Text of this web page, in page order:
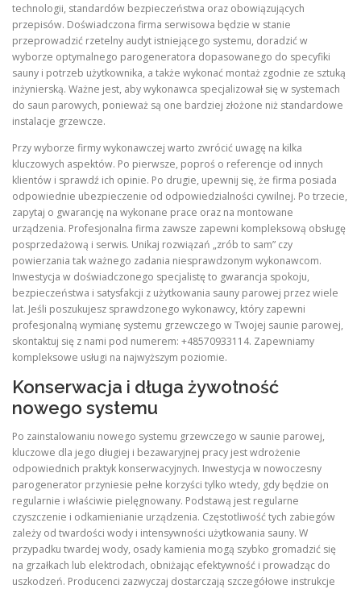
technologii, standardów bezpieczeństwa oraz obowiązujących
przepisów. Doświadczona firma serwisowa będzie w stanie
przeprowadzić rzetelny audyt istniejącego systemu, doradzić w
wyborze optymalnego parogeneratora dopasowanego do specyfiki
sauny i potrzeb użytkownika, a także wykonać montaż zgodnie ze sztuką
inżynierską. Ważne jest, aby wykonawca specjalizował się w systemach
do saun parowych, ponieważ są one bardziej złożone niż standardowe
instalacje grzewcze.
Przy wyborze firmy wykonawczej warto zwrócić uwagę na kilka
kluczowych aspektów. Po pierwsze, poproś o referencje od innych
klientów i sprawdź ich opinie. Po drugie, upewnij się, że firma posiada
odpowiednie ubezpieczenie od odpowiedzialności cywilnej. Po trzecie,
zapytaj o gwarancję na wykonane prace oraz na montowane
urządzenia. Profesjonalna firma zawsze zapewni kompleksową obsługę
posprzedażową i serwis. Unikaj rozwiązań „zrób to sam” czy
powierzania tak ważnego zadania niesprawdzonym wykonawcom.
Inwestycja w doświadczonego specjalistę to gwarancja spokoju,
bezpieczeństwa i satysfakcji z użytkowania sauny parowej przez wiele
lat. Jeśli poszukujesz sprawdzonego wykonawcy, który zapewni
profesjonalną wymianę systemu grzewczego w Twojej saunie parowej,
skontaktuj się z nami pod numerem: +48570933114. Zapewniamy
kompleksowe usługi na najwyższym poziomie.
Konserwacja i długa żywotność
nowego systemu
Po zainstalowaniu nowego systemu grzewczego w saunie parowej,
kluczowe dla jego długiej i bezawaryjnej pracy jest wdrożenie
odpowiednich praktyk konserwacyjnych. Inwestycja w nowoczesny
parogenerator przyniesie pełne korzyści tylko wtedy, gdy będzie on
regularnie i właściwie pielęgnowany. Podstawą jest regularne
czyszczenie i odkamienianie urządzenia. Częstotliwość tych zabiegów
zależy od twardości wody i intensywności użytkowania sauny. W
przypadku twardej wody, osady kamienia mogą szybko gromadzić się
na grzałkach lub elektrodach, obniżając efektywność i prowadząc do
uszkodzeń. Producenci zazwyczaj dostarczają szczegółowe instrukcje